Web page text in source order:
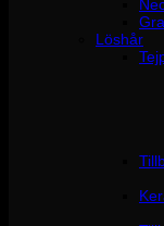
Löshår